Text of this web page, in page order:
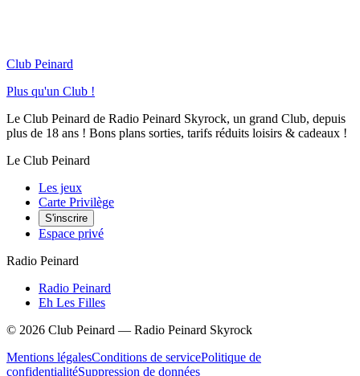
Club Peinard
Plus qu'un Club !
Le Club Peinard de Radio Peinard Skyrock, un grand Club, depuis
plus de 18 ans ! Bons plans sorties, tarifs réduits loisirs & cadeaux !
Le Club Peinard
Les jeux
Carte Privilège
S'inscrire
Espace privé
Radio Peinard
Radio Peinard
Eh Les Filles
© 2026 Club Peinard — Radio Peinard Skyrock
Mentions légalesConditions de servicePolitique de
confidentialitéSuppression de données